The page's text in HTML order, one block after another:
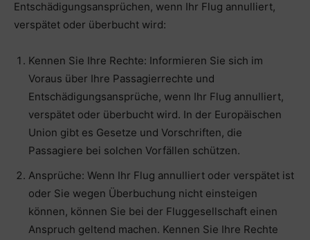
Entschädigungsansprüchen, wenn Ihr Flug annulliert,
verspätet oder überbucht wird:
Kennen Sie Ihre Rechte: Informieren Sie sich im
Voraus über Ihre Passagierrechte und
Entschädigungsansprüche, wenn Ihr Flug annulliert,
verspätet oder überbucht wird. In der Europäischen
Union gibt es Gesetze und Vorschriften, die
Passagiere bei solchen Vorfällen schützen.
Ansprüche: Wenn Ihr Flug annulliert oder verspätet ist
oder Sie wegen Überbuchung nicht einsteigen
können, können Sie bei der Fluggesellschaft einen
Anspruch geltend machen. Kennen Sie Ihre Rechte